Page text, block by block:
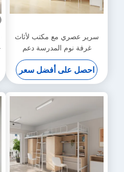
سرير عصري مع مكتب لأثاث
غرفة نوم المدرسة دعم
تخصيص
احصل على أفضل سعر